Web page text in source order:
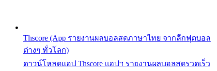
Thscore (App รายงานผลบอลสดภาษาไทย จากลีกฟุตบอล
ต่างๆ ทั่วโลก)
ดาวน์โหลดแอป Thscore แอปฯ รายงานผลบอลสดรวดเร็ว